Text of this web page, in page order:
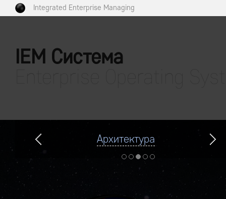
Integrated Enterprise Managing
IEM Система
Архитектура